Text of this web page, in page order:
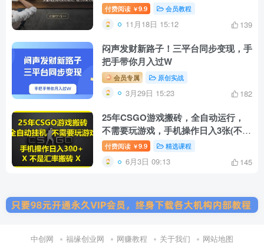
付费阅读 ￥9.9 会员教程
11月18日 15:12 139
闷声发财新路子！三平台同步变现，手
把手带你月入过W
会员专属 原创实战
3月29日 15:23 182
25年CSGO游戏搬砖，全自动运行，
不需要玩游戏，手机操作日入3张(不是
汇率搬砖)【揭秘】
付费阅读 ￥9.9 精选课程
6月3日 09:13 145
中创网 福缘创业网 网赚教程 关于我们 网站地图